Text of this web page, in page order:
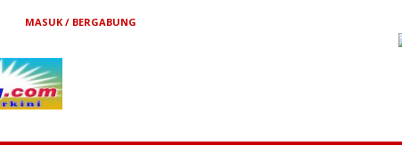
MASUK / BERGABUNG